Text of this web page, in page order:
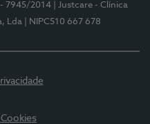
- 7945/2014
| Justcare - Clínica
Lda
| NIPC510 667 678